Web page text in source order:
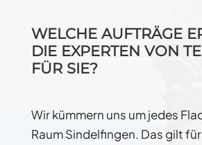
WELCHE AUFTRÄGE
DIE EXPERTEN VON
FÜR SIE?
Wir kümmern uns um jedes
Raum Sindelfingen. Das gilt